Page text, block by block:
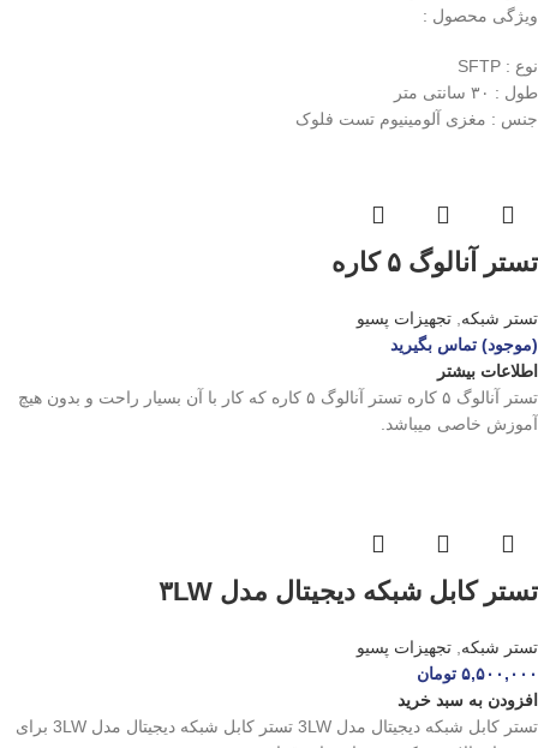
ویژگی محصول :
نوع : SFTP
طول : ۳۰ سانتی متر
جنس : مغزی آلومینیوم تست فلوک
تستر آنالوگ ۵ کاره
تستر شبکه تجهیزات پسیو
(موجود) تماس بگیرید
اطلاعات بیشتر
تستر آنالوگ ۵ کاره تستر آنالوگ ۵ کاره که کار با آن بسیار راحت و بدون هیچ
آموزش خاصی میباشد.
تستر کابل شبکه دیجیتال مدل ۳LW
تستر شبکه تجهیزات پسیو
۵,۵۰۰,۰۰۰ تومان
افزودن به سبد خرید
تستر کابل شبکه دیجیتال مدل 3LW تستر کابل شبکه دیجیتال مدل 3LW برای